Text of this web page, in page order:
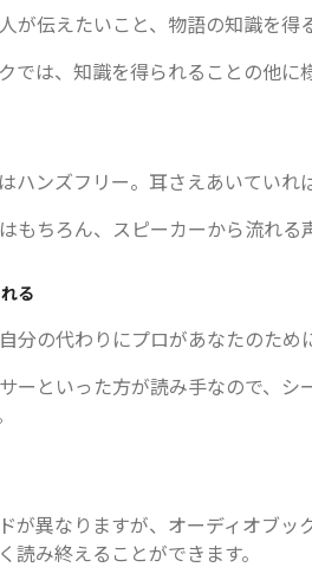
が伝えたいこと、物語の知識を得
では、知識を得られることの他に
ハンズフリー。耳さえあいていれ
もちろん、スピーカーから流れる
る
分の代わりにプロがあなたのため
ーといった方が読み手なので、
が異なりますが、オーディオブ
み終えることができます。